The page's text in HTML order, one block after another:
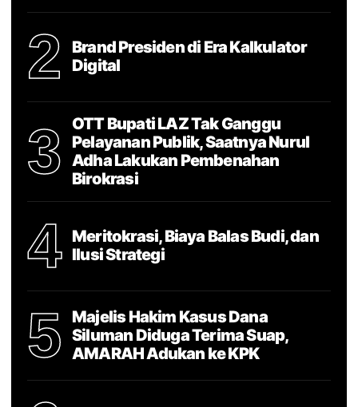
2
Brand Presiden di Era Kalkulator
Digital
3
OTT Bupati LAZ Tak Ganggu
Pelayanan Publik, Saatnya Nurul
Adha Lakukan Pembenahan
Birokrasi
4
Meritokrasi, Biaya Balas Budi, dan
Ilusi Strategi
5
Majelis Hakim Kasus Dana
Siluman Diduga Terima Suap,
AMARAH Adukan ke KPK